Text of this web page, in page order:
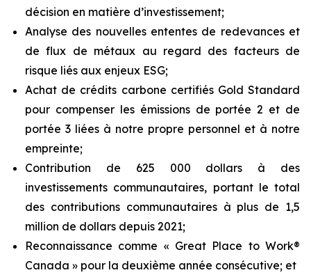
décision en matière d’investissement;
Analyse des nouvelles ententes de redevances et
de flux de métaux au regard des facteurs de
risque liés aux enjeux ESG;
Achat de crédits carbone certifiés Gold Standard
pour compenser les émissions de portée 2 et de
portée 3 liées à notre propre personnel et à notre
empreinte;
Contribution de 625 000 dollars à des
investissements communautaires, portant le total
des contributions communautaires à plus de 1,5
million de dollars depuis 2021;
Reconnaissance comme « Great Place to Work®
Canada » pour la deuxième année consécutive; et